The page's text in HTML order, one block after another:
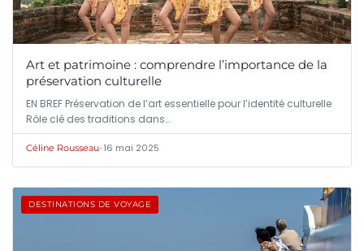
Art et patrimoine : comprendre l’importance de la
préservation culturelle
EN BREF Préservation de l’art essentielle pour l’identité culturelle
Rôle clé des traditions dans…
Céline Rousseau•16 mai 2025
DESTINATIONS DE VOYAGE